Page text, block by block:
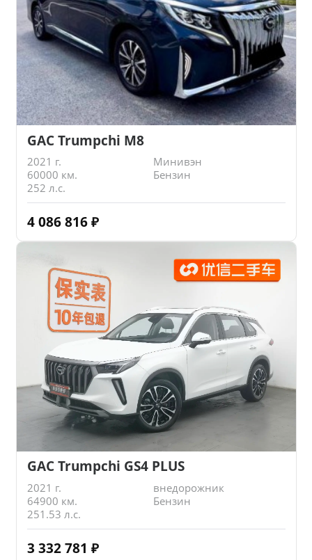
GAC Trumpchi M8
2021 г.
Минивэн
60000 км.
Бензин
252 л.с.
4 086 816 ₽
GAC Trumpchi GS4 PLUS
2021 г.
внедорожник
64900 км.
Бензин
251.53 л.с.
3 332 781 ₽